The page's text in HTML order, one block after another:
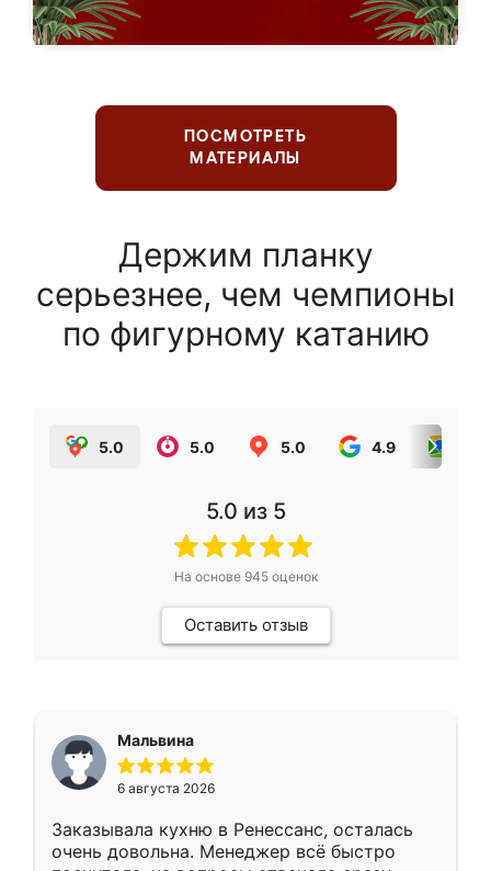
ПОСМОТРЕТЬ
МАТЕРИАЛЫ
Держим планку
серьезнее, чем чемпионы
по фигурному катанию
5.0 5.0 5.0 4.9
5.0 из 5
На основе 945оценок
Оставить отзыв
Мальвина
6 августа 2026
Заказывала кухню в Ренессанс, осталась
очень довольна. Менеджер всё быстро